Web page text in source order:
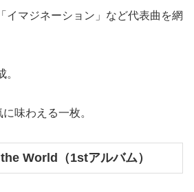
イマジネーション」など代表曲を網
味わえる一枚。
World（1stアルバム）